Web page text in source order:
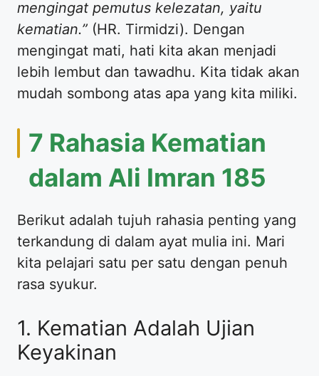
mengingat pemutus kelezatan, yaitu
kematian.” (HR. Tirmidzi). Dengan
mengingat mati, hati kita akan menjadi
lebih lembut dan tawadhu. Kita tidak akan
mudah sombong atas apa yang kita miliki.
7 Rahasia Kematian
dalam Ali Imran 185
Berikut adalah tujuh rahasia penting yang
terkandung di dalam ayat mulia ini. Mari
kita pelajari satu per satu dengan penuh
rasa syukur.
1. Kematian Adalah Ujian
Keyakinan